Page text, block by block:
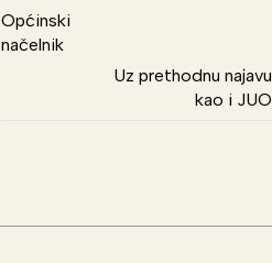
Općinski
načelnik
Uz prethodnu najavu
kao i JUO